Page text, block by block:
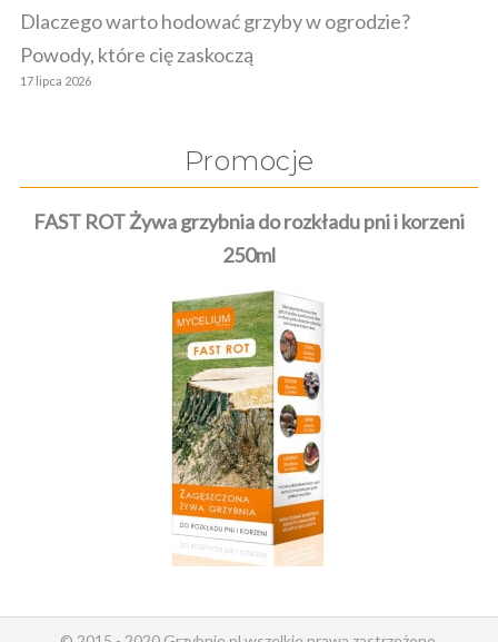
Dlaczego warto hodować grzyby w ogrodzie?
Powody, które cię zaskoczą
17 lipca 2026
Promocje
FAST ROT Żywa grzybnia do rozkładu pni i korzeni
250ml